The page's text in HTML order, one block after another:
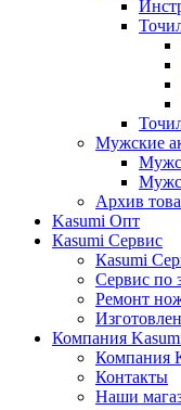
Мужские
Архив
Kasumi Опт
Кasumi Сервис
Кasumi
Сервис по
Ремонт
Компания
Компания
Контакты
Наши